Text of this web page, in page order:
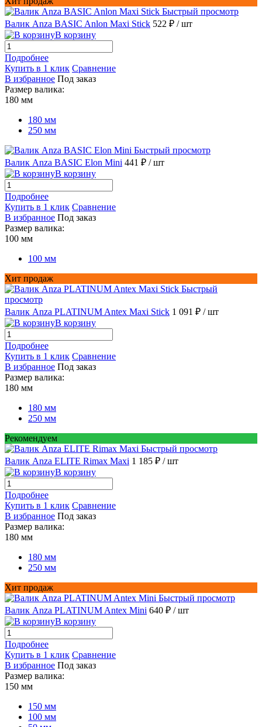
Быстрый просмотр
Валик Anza BASIC Anlon Maxi Stick 522 ₽ / шт
В корзину
Подробнее
Купить в 1 клик Сравнение
В избранное Под заказ
Размер валика:
180 мм
180 мм
250 мм
Быстрый просмотр
Валик Anza BASIC Elon Mini 441 ₽ / шт
В корзину
Подробнее
Купить в 1 клик Сравнение
В избранное Под заказ
Размер валика:
100 мм
100 мм
Хит продаж
Быстрый
просмотр
Валик Anza PLATINUM Antex Maxi Stick 1 091 ₽ / шт
В корзину
Подробнее
Купить в 1 клик Сравнение
В избранное Под заказ
Размер валика:
180 мм
180 мм
250 мм
Рекомендуем
Быстрый просмотр
Валик Anza ELITE Rimax Maxi 1 185 ₽ / шт
В корзину
Подробнее
Купить в 1 клик Сравнение
В избранное Под заказ
Размер валика:
180 мм
180 мм
250 мм
Хит продаж
Быстрый просмотр
Валик Anza PLATINUM Antex Mini 640 ₽ / шт
В корзину
Подробнее
Купить в 1 клик Сравнение
В избранное Под заказ
Размер валика:
150 мм
150 мм
100 мм